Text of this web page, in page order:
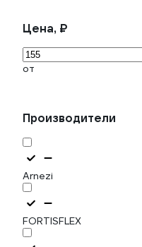
Цена, ₽
от
Производители
Arnezi
FORTISFLEX